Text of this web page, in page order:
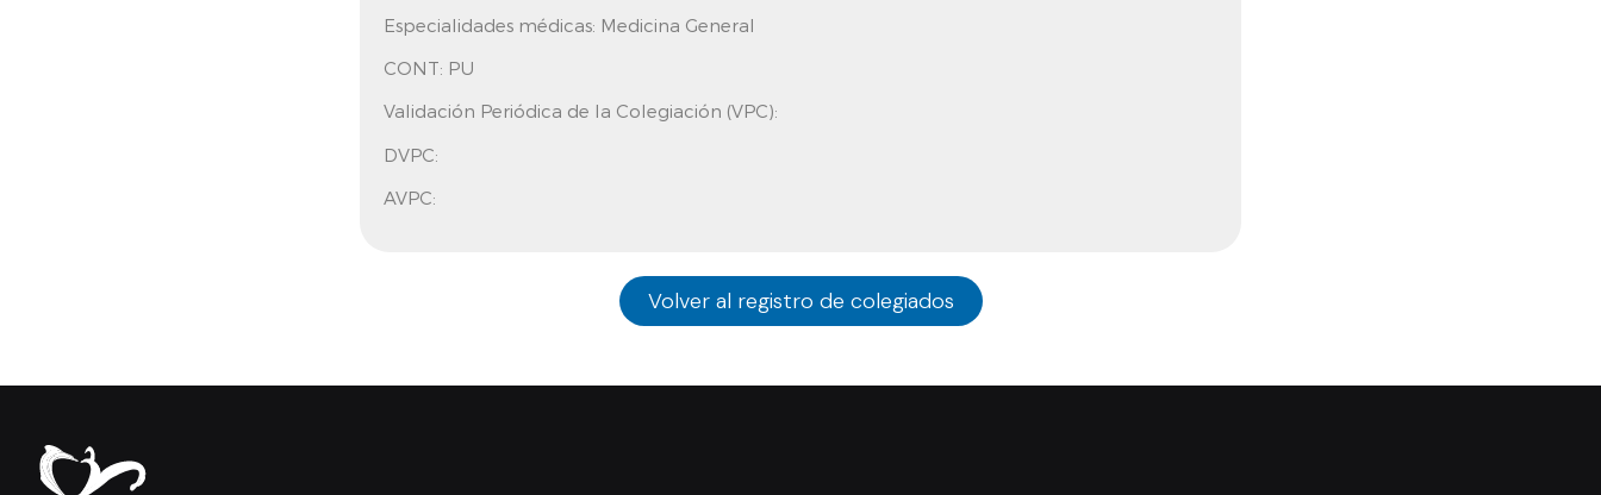
Especialidades médicas: Medicina General
CONT: PU
Validación Periódica de la Colegiación (VPC):
DVPC:
AVPC:
Volver al registro de colegiados